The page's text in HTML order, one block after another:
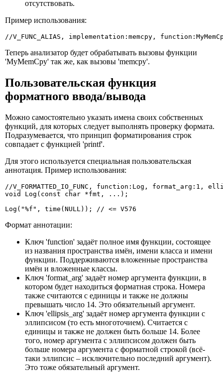
отсутствовать.
Пример использования:
//V_FUNC_ALIAS, implementation:memcpy,
Теперь анализатор будет обрабатывать вызовы функции
'MyMemCpy' так же, как вызовы 'memcpy'.
Пользовательская функция
форматного ввода/вывода
Можно самостоятельно указать имена своих собственных
функций, для которых следует выполнять проверку формата.
Подразумевается, что принцип форматирования строк
совпадает с функцией 'printf'.
Для этого используется специальная пользовательская
аннотация. Пример использования:
//V_FORMATTED_IO_FUNC, function:Log, format_arg:1,
void Log(const char *fmt, ...);
Log("%f", time(NULL)); // <= V576
Формат аннотации:
Ключ 'function' задаёт полное имя функции, состоящее
из названия пространства имён, имени класса и имени
функции. Поддерживаются вложенные пространства
имён и вложенные классы.
Ключ 'format_arg' задаёт номер аргумента функции, в
котором будет находиться форматная строка. Номера
также считаются с единицы и также не должны
превышать число 14. Это обязательный аргумент.
Ключ 'ellipsis_arg' задаёт номер аргумента функции с
эллипсисом (то есть многоточием). Считается с
единицы и также не должен быть больше 14. Более
того, номер аргумента с эллипсисом должен быть
больше номера аргумента с форматной строкой (всё-
таки эллипсис – исключительно последний аргумент).
Это тоже обязательный аргумент.